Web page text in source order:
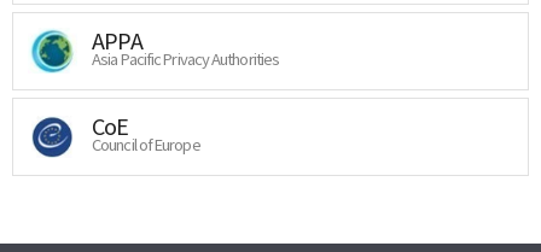
APPA
Asia Pacific Privacy Authorities
CoE
Council of Europe